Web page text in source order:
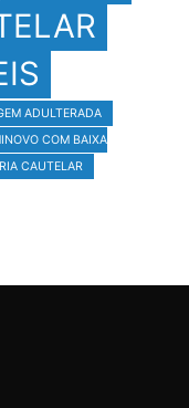
ADULTERADA
COM BAIXA
CAUTELAR